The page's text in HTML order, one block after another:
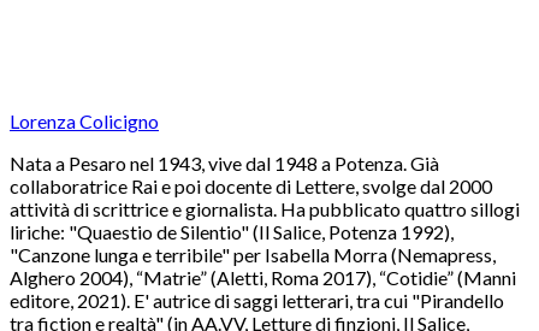
Lorenza Colicigno
Nata a Pesaro nel 1943, vive dal 1948 a Potenza. Già
collaboratrice Rai e poi docente di Lettere, svolge dal 2000
attività di scrittrice e giornalista. Ha pubblicato quattro sillogi
liriche: "Quaestio de Silentio" (Il Salice, Potenza 1992),
"Canzone lunga e terribile" per Isabella Morra (Nemapress,
Alghero 2004), “Matrie” (Aletti, Roma 2017), “Cotidie” (Manni
editore, 2021). E' autrice di saggi letterari, tra cui "Pirandello
tra fiction e realtà" (in AA.VV, Letture di finzioni, Il Salice,